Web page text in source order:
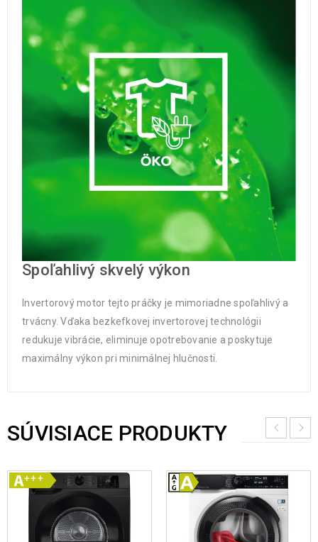
Spoľahlivý skvelý výkon
Invertorový motor tejto práčky je mimoriadne spoľahlivý a
trvácny. Vďaka bezkefkovej invertorovej technológii
redukuje vibrácie, eliminuje opotrebovanie a poskytuje
maximálny výkon pri minimálnej hlučnosti.
SÚVISIACE PRODUKTY